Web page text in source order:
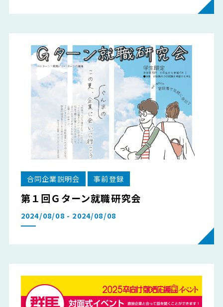
合同企業説明会 事前登録
第１回Ｇターン就職研究会
2024/08/08 - 2024/08/08